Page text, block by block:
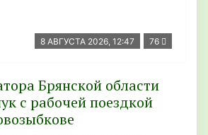
8 АВГУСТА 2026, 12:47 76
Брянской области
с рабочей поездкой